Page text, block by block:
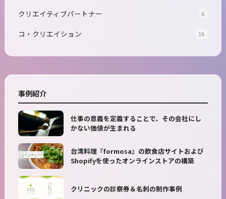
クリエイティブパートナー 6
コ・クリエイション 16
事例紹介
仕事の意義を定義することで、その会社にし
かない価値が生まれる
台湾料理『formosa』の飲食店サイトおよび
Shopifyを使ったオンラインストアの構築
クリニックの診察券＆名刺の制作事例